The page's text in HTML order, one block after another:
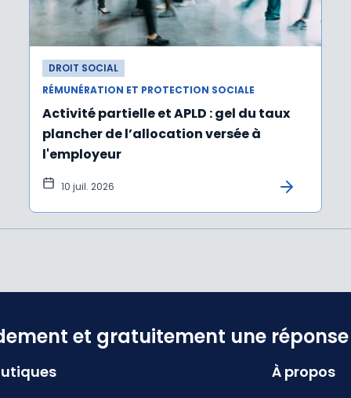
DROIT SOCIAL
RÉMUNÉRATION ET PROTECTION SOCIALE
Activité partielle et APLD : gel du taux
plancher de l’allocation versée à
l'employeur
10 juil. 2026
et gratuitement une
À propos